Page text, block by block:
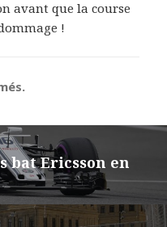
avant que la course
!
bat Ericsson en